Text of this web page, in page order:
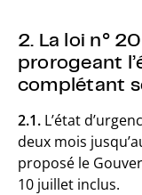
2. La loi n°
prorogeant
complétant
2.1. L’état
deux mois
proposé le
10 juillet inclus.